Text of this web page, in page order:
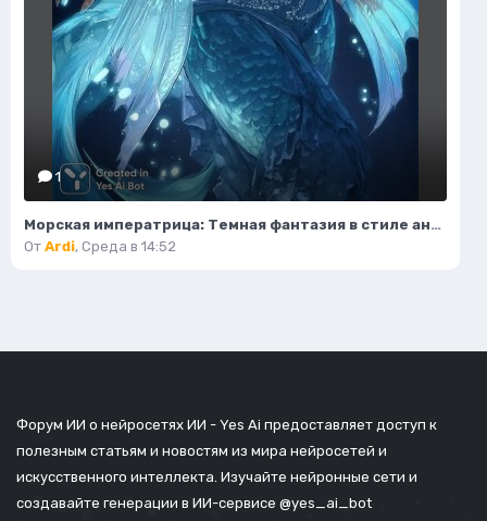
1
Морская императрица: Темная фантазия в стиле аниме с элементами готики и магии. Изображение из нейронной сети Midjourney
От Ardi, Среда в 14:52
Форум ИИ о нейросетях ИИ - Yes Ai предоставляет доступ к
полезным статьям и новостям из мира нейросетей и
искусственного интеллекта. Изучайте нейронные сети и
создавайте генерации в ИИ-сервисе @yes_ai_bot